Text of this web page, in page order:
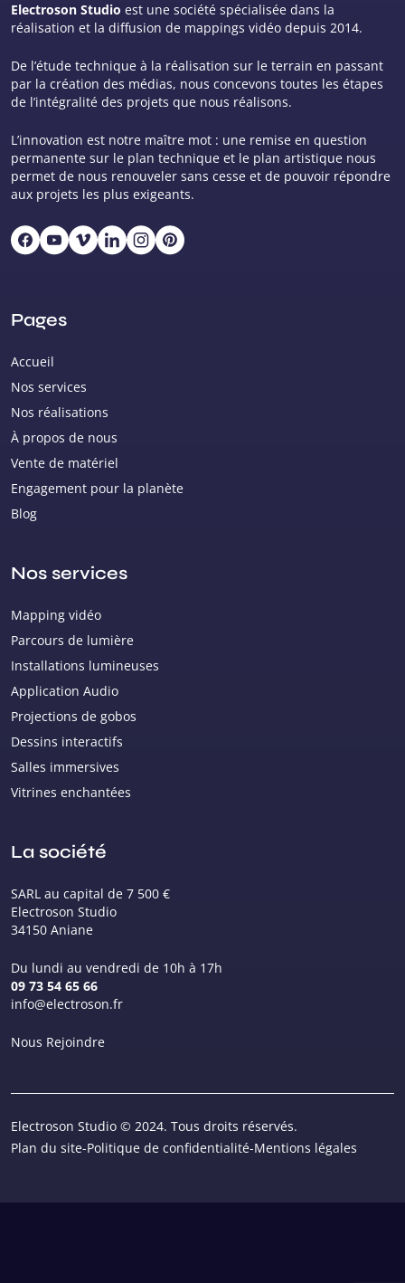
Electroson Studio est une société spécialisée dans la
réalisation et la diffusion de mappings vidéo depuis 2014.
De l’étude technique à la réalisation sur le terrain en passant
par la création des médias, nous concevons toutes les étapes
de l’intégralité des projets que nous réalisons.
L’innovation est notre maître mot : une remise en question
permanente sur le plan technique et le plan artistique nous
permet de nous renouveler sans cesse et de pouvoir répondre
aux projets les plus exigeants.
Pages
Accueil
Nos services
Nos réalisations
À propos de nous
Vente de matériel
Engagement pour la planète
Blog
Nos services
Mapping vidéo
Parcours de lumière
Installations lumineuses
Application Audio
Projections de gobos
Dessins interactifs
Salles immersives
Vitrines enchantées
La société
SARL au capital de 7 500 €
Electroson Studio
34150 Aniane
Du lundi au vendredi de 10h à 17h
09 73 54 65 66
info@electroson.fr
Nous Rejoindre
Electroson Studio © 2024. Tous droits réservés.
Plan du site-Politique de confidentialité-Mentions légales